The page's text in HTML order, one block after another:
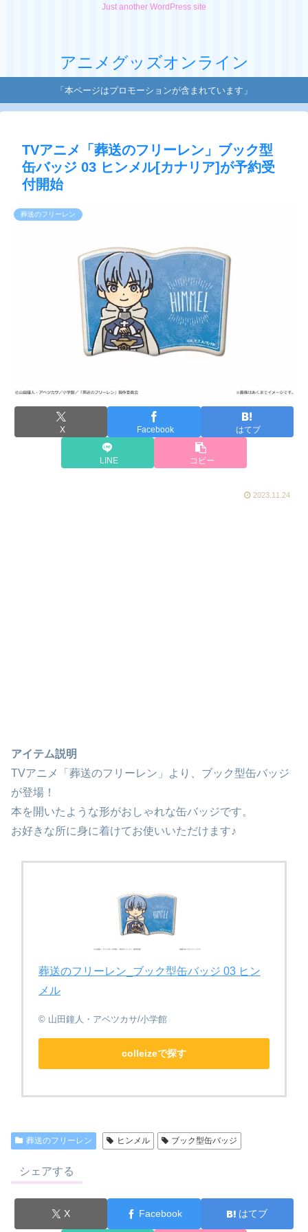
Just another WordPress site
アニメグッズオンライン
「本ページはプロモーションが含まれています」
TVアニメ「葬送のフリーレン」ブック型
缶バッジ 03 ヒンメル[カナリア]が予約受
付開始
葬送のフリーレン
X Facebook はてブ
LINE コピー
2023.11.24
アイテム説明
TVアニメ「葬送のフリーレン」より、ブック型缶バッジ
が登場！
本を開いたような形がおしゃれな缶バッジです。
お好きな所に身に着けてお使いいただけます♪
葬送のフリーレン_ブック型缶バッジ 03 ヒン
メル
© 山田鐘人・アベツカサ/小学館
colleizeで探す
葬送のフリーレン ヒンメル ブック型缶バッジ
シェアする
X Facebook はてブ